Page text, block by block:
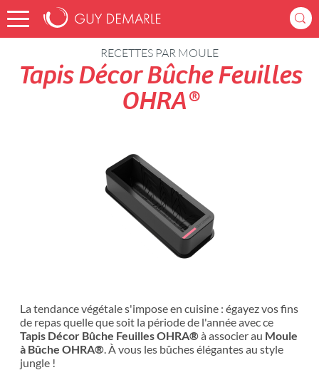
Accueil Recettes
RECETTES PAR MOULE
Tapis Décor Bûche Feuilles
OHRA®
La tendance végétale s'impose en cuisine : égayez vos fins
de repas quelle que soit la période de l'année avec ce
Tapis Décor Bûche Feuilles OHRA®à associer au Moule
à Bûche OHRA®. À vous les bûches élégantes au style
jungle !